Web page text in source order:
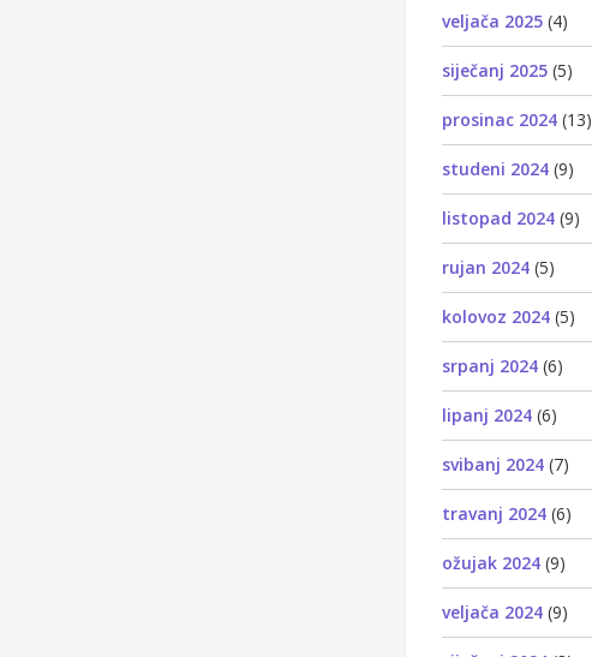
veljača 2025 (4)
siječanj 2025 (5)
prosinac 2024 (13)
studeni 2024 (9)
listopad 2024 (9)
rujan 2024 (5)
kolovoz 2024 (5)
srpanj 2024 (6)
lipanj 2024 (6)
svibanj 2024 (7)
travanj 2024 (6)
ožujak 2024 (9)
veljača 2024 (9)